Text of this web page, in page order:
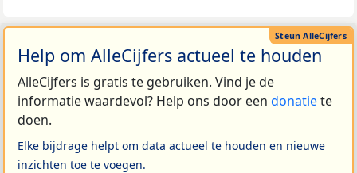
Help om AlleCijfers actueel te houden
AlleCijfers is gratis te gebruiken. Vind je de
informatie waardevol? Help ons door een donatiete
doen.
Elke bijdrage helpt om data actueel te houden en nieuwe
inzichten toe te voegen.